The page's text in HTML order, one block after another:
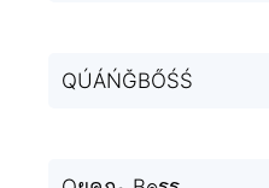
QÚÁŃĞBŐŚŚ